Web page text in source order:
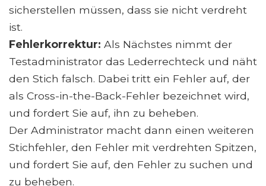
sicherstellen müssen, dass sie nicht verdreht
ist.
Fehlerkorrektur: Als Nächstes nimmt der
Testadministrator das Lederrechteck und näht
den Stich falsch. Dabei tritt ein Fehler auf, der
als Cross-in-the-Back-Fehler bezeichnet wird,
und fordert Sie auf, ihn zu beheben.
Der Administrator macht dann einen weiteren
Stichfehler, den Fehler mit verdrehten Spitzen,
und fordert Sie auf, den Fehler zu suchen und
zu beheben.